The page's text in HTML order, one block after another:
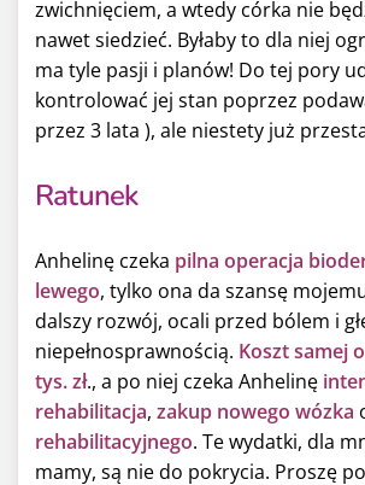
zwichnięciem, a wtedy córka nie
nawet siedzieć. Byłaby to dla niej
ma tyle pasji i planów! Do tej pory
kontrolować jej stan poprzez
przez 3 lata ), ale niestety już
Ratunek
Anhelinę czeka pilna operacja
lewego, tylko ona da szansę
dalszy rozwój, ocali przed bólem i
niepełnosprawnością. Koszt samej
tys. zł., a po niej czeka Anhelinę
rehabilitacja, zakup nowego wózka
rehabilitacyjnego. Te wydatki, dla
mamy, są nie do pokrycia. Proszę